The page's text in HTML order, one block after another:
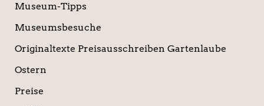
Museum-Tipps
Museumsbesuche
Originaltexte Preisausschreiben Gartenlaube
Ostern
Preise